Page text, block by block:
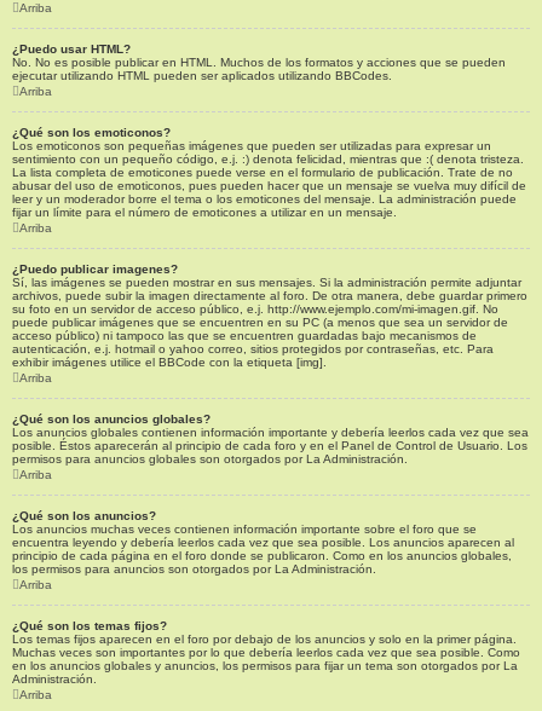
Arriba
¿Puedo usar HTML?
No. No es posible publicar en HTML. Muchos de los formatos y acciones que se pueden
ejecutar utilizando HTML pueden ser aplicados utilizando BBCodes.
Arriba
¿Qué son los emoticonos?
Los emoticonos son pequeñas imágenes que pueden ser utilizadas para expresar un
sentimiento con un pequeño código, e.j. :) denota felicidad, mientras que :( denota tristeza.
La lista completa de emoticones puede verse en el formulario de publicación. Trate de no
abusar del uso de emoticonos, pues pueden hacer que un mensaje se vuelva muy difícil de
leer y un moderador borre el tema o los emoticones del mensaje. La administración puede
fijar un límite para el número de emoticones a utilizar en un mensaje.
Arriba
¿Puedo publicar imagenes?
Sí, las imágenes se pueden mostrar en sus mensajes. Si la administración permite adjuntar
archivos, puede subir la imagen directamente al foro. De otra manera, debe guardar primero
su foto en un servidor de acceso público, e.j. http://www.ejemplo.com/mi-imagen.gif. No
puede publicar imágenes que se encuentren en su PC (a menos que sea un servidor de
acceso público) ni tampoco las que se encuentren guardadas bajo mecanismos de
autenticación, e.j. hotmail o yahoo correo, sitios protegidos por contraseñas, etc. Para
exhibir imágenes utilice el BBCode con la etiqueta [img].
Arriba
¿Qué son los anuncios globales?
Los anuncios globales contienen información importante y debería leerlos cada vez que sea
posible. Éstos aparecerán al principio de cada foro y en el Panel de Control de Usuario. Los
permisos para anuncios globales son otorgados por La Administración.
Arriba
¿Qué son los anuncios?
Los anuncios muchas veces contienen información importante sobre el foro que se
encuentra leyendo y debería leerlos cada vez que sea posible. Los anuncios aparecen al
principio de cada página en el foro donde se publicaron. Como en los anuncios globales,
los permisos para anuncios son otorgados por La Administración.
Arriba
¿Qué son los temas fijos?
Los temas fijos aparecen en el foro por debajo de los anuncios y solo en la primer página.
Muchas veces son importantes por lo que debería leerlos cada vez que sea posible. Como
en los anuncios globales y anuncios, los permisos para fijar un tema son otorgados por La
Administración.
Arriba